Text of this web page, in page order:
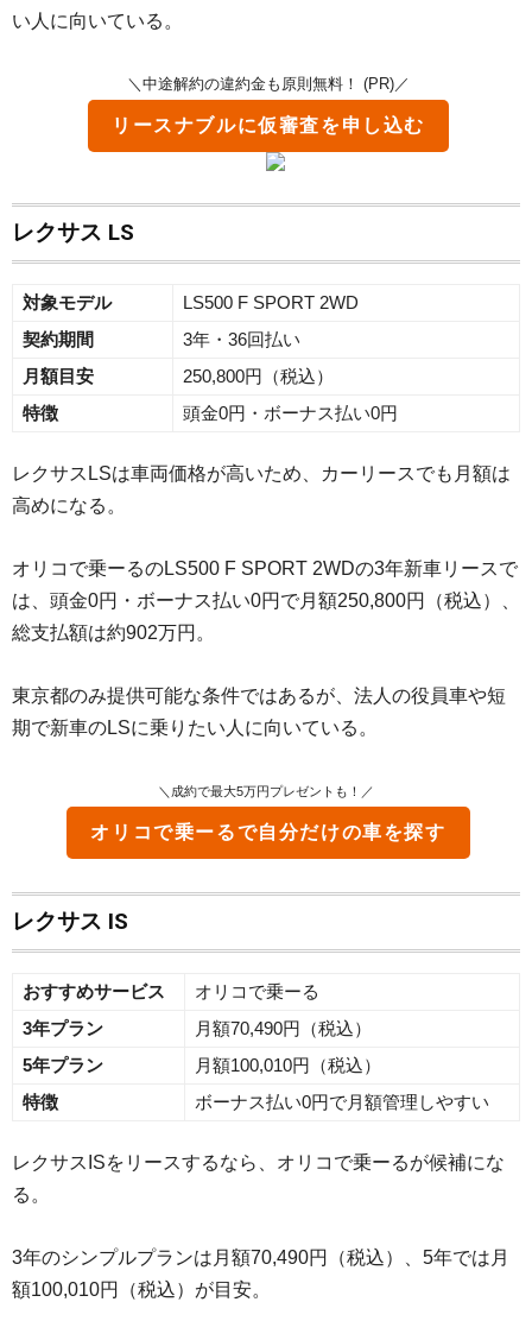
い人に向いている。
＼中途解約の違約金も原則無料！ (PR)／
リースナブルに仮審査を申し込む
レクサス LS
対象モデル
LS500 F SPORT 2WD
契約期間
3年・36回払い
月額目安
250,800円（税込）
特徴
頭金0円・ボーナス払い0円
レクサスLSは車両価格が高いため、カーリースでも月額は
高めになる。
オリコで乗ーるのLS500 F SPORT 2WDの3年新車リースで
は、頭金0円・ボーナス払い0円で月額250,800円（税込）、
総支払額は約902万円。
東京都のみ提供可能な条件ではあるが、法人の役員車や短
期で新車のLSに乗りたい人に向いている。
＼成約で最大5万円プレゼントも！／
オリコで乗ーるで自分だけの車を探す
レクサス IS
おすすめサービス
オリコで乗ーる
3年プラン
月額70,490円（税込）
5年プラン
月額100,010円（税込）
特徴
ボーナス払い0円で月額管理しやすい
レクサスISをリースするなら、オリコで乗ーるが候補にな
る。
3年のシンプルプランは月額70,490円（税込）、5年では月
額100,010円（税込）が目安。